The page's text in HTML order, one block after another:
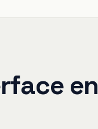
en